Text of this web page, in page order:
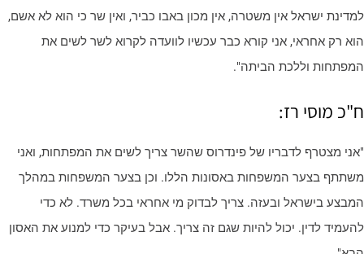
ישראל אין משטרה, אין מכון באבו כביר, ואין שר כי הוא לא אשם,
רק אחראי, אני קורא כבר עכשיו לוועדה לקרוא לשר לשים את
וללכת הביתה".
מוסי רז:
מצטרף לדבריו של פינדרוס שהשר צריך לשים את המפתחות, ואני
בצער המשפחות באסונות הללו. וכן בצער המשפחות במהלך
בישראל ובעזה. צריך לבדוק מי אחראי בכל משרד. לא כדי
לדין. יכול להיות שגם זה צריך. אבל בעיקר כדי למנוע את האסון